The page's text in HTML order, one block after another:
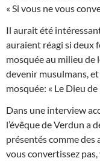
« Si vous ne vous
Il aurait été
auraient réagi si deux
mosquée au milieu
devenir musulmans,
mosquée: « Le Dieu
Dans une interview
l’évêque de Verdun a
présentés comme
vous convertissez